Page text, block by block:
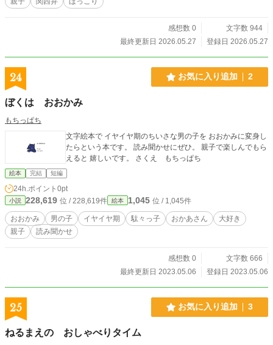
感想数 0
文字数 944
最終更新日 2026.05.27
登録日 2026.05.27
24 お気に入り追加 2
ぼくは おおかみ
もちっぱち
文字絵本で イヤイヤ期のちいさな男の子を おおかみに変身し
たらという本です。 読み聞かせにぜひ。 親子で楽しんでもら
えると 嬉しいです。 さくえ もちっぱち
絵本 完結 短編
24h.ポイント 0pt
小説 228,619 位 / 228,619件 絵本 1,045 位 / 1,045件
おおかみ 男の子 イヤイヤ期 駄々っ子 おかあさん
大好き
親子
読み聞かせ
感想数 0
文字数 666
最終更新日 2023.05.06
登録日 2023.05.06
25 お気に入り追加 3
ねるまえの おしゃべりタイム